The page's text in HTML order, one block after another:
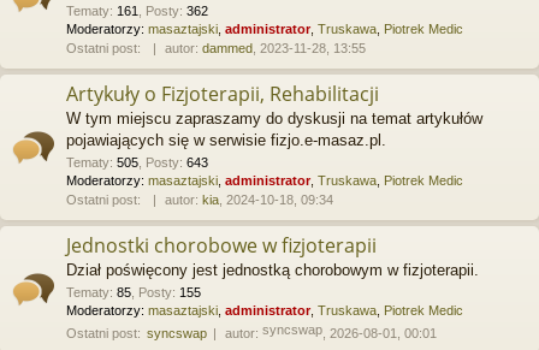
Tematy: 161 Posty: 362
Moderatorzy: masaztajski administrator, Truskawa Piotrek Medic
Ostatni post:
autor: dammed , 2023-11-28, 13:55
Artykuły o Fizjoterapii, Rehabilitacji
W tym miejscu zapraszamy do dyskusji na temat artykułów
pojawiających się w serwisie fizjo.e-masaz.pl.
Tematy: 505 Posty: 643
Moderatorzy: masaztajski administrator, Truskawa Piotrek Medic
Ostatni post:
autor: kia , 2024-10-18, 09:34
Jednostki chorobowe w fizjoterapii
Dział poświęcony jest jednostką chorobowym w fizjoterapii.
Tematy: 85 Posty: 155
Moderatorzy: masaztajski administrator, Truskawa Piotrek Medic
Ostatni post: syncswap autor: syncswap , 2026-08-01, 00:01